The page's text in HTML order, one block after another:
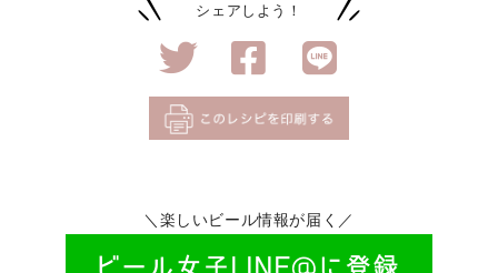
シェアしよう！
＼楽しいビール情報が届く／